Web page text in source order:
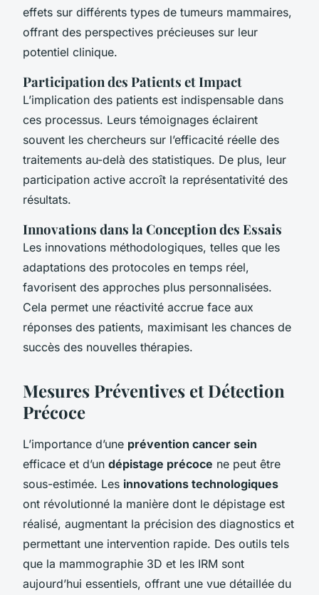
effets sur différents types de tumeurs mammaires,
offrant des perspectives précieuses sur leur
potentiel clinique.
Participation des Patients et Impact
L’implication des patients est indispensable dans
ces processus. Leurs témoignages éclairent
souvent les chercheurs sur l’efficacité réelle des
traitements au-delà des statistiques. De plus, leur
participation active accroît la représentativité des
résultats.
Innovations dans la Conception des Essais
Les innovations méthodologiques, telles que les
adaptations des protocoles en temps réel,
favorisent des approches plus personnalisées.
Cela permet une réactivité accrue face aux
réponses des patients, maximisant les chances de
succès des nouvelles thérapies.
Mesures Préventives et Détection
Précoce
L’importance d’une prévention cancer sein
efficace et d’un dépistage précoce ne peut être
sous-estimée. Les innovations technologiques
ont révolutionné la manière dont le dépistage est
réalisé, augmentant la précision des diagnostics et
permettant une intervention rapide. Des outils tels
que la mammographie 3D et les IRM sont
aujourd’hui essentiels, offrant une vue détaillée du